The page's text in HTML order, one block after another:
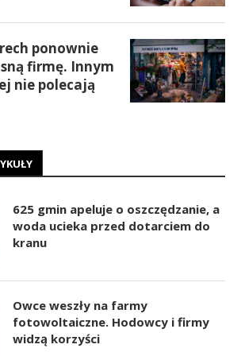
ponownie
firmę. Innym
nie polecają
625 gmin apeluje o oszczędzanie, a
woda ucieka przed dotarciem do
kranu
Owce weszły na farmy
fotowoltaiczne. Hodowcy i firmy
widzą korzyści